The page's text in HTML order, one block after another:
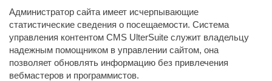
Администратор сайта имеет исчерпывающие
статистические сведения о посещаемости. Система
управления контентом CMS UlterSuite служит владельцу
надежным помощником в управлении сайтом, она
позволяет обновлять информацию без привлечения
вебмастеров и программистов.